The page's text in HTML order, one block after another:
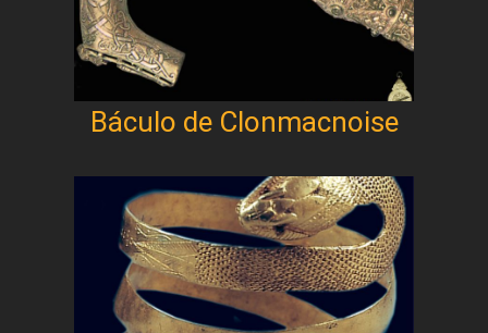
Báculo de Clonmacnoise